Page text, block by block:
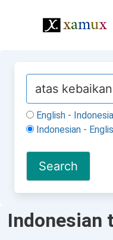
English -
Indonesian -
Indonesian